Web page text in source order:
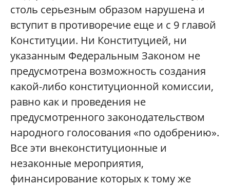
столь серьезным образом нарушена и
вступит в противоречие еще и с 9 главой
Конституции. Ни Конституцией, ни
указанным Федеральным Законом не
предусмотрена возможность создания
какой-либо конституционной комиссии,
равно как и проведения не
предусмотренного законодательством
народного голосования «по одобрению».
Все эти внеконституционные и
незаконные мероприятия,
финансирование которых к тому же